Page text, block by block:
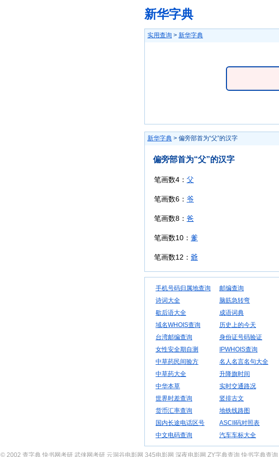
新华字典
实用查询 > 新华字典
新华字典 > 偏旁部首为“父”的汉字
偏旁部首为“父”的汉字
笔画数4： 父
笔画数6： 爷
笔画数8： 爸
笔画数10： 爹
笔画数12： 爺
手机号码归属地查询 邮编查询
诗词大全
脑筋急转弯
歇后语大全
成语词典
域名WHOIS查询
历史上的今天
台湾邮编查询
身份证号码验证
女性安全期自测
IPWHOIS查询
中草药民间验方
名人名言名句大全
中草药大全
升降旗时间
中华本草
实时交通路况
世界时差查询
竖排古文
货币汇率查询
地铁线路图
国内长途电话区号
ASCII码对照表
中文电码查询
汽车车标大全
© 2002 查字典 快书网考研 武侠网考研 云洞谷电影网 345电影网 深夜电影网 ZY字典查询 快书字典查询